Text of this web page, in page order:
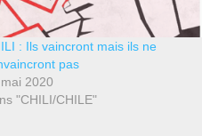
: Ils vaincront mais ils ne
pas
2020
"CHILI/CHILE"